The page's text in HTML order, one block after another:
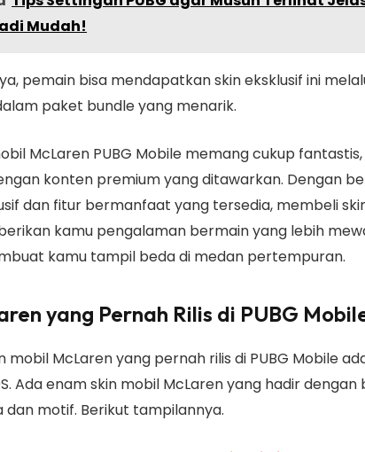
Mudah!
pemain bisa mendapatkan skin eksklusif ini
paket bundle yang menarik.
McLaren PUBG Mobile memang cukup
konten premium yang ditawarkan. Dengan
dan fitur bermanfaat yang tersedia, membeli
kamu pengalaman bermain yang lebih
kamu tampil beda di medan pertempuran.
yang Pernah Rilis di PUBG
mobil McLaren yang pernah rilis di PUBG Mobile
Ada enam skin mobil McLaren yang hadir dengan
dan motif. Berikut tampilannya.